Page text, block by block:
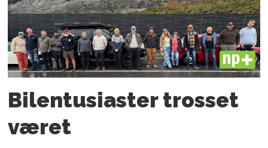
PLUS
Bilentusiaster trosset
været